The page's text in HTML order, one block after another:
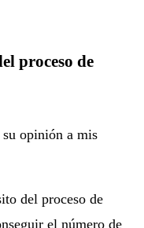
proceso de
opinión a mis
del proceso de
el número de